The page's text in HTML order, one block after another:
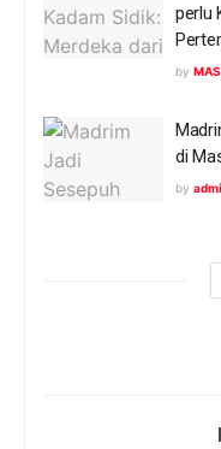
perlu
by
di
by